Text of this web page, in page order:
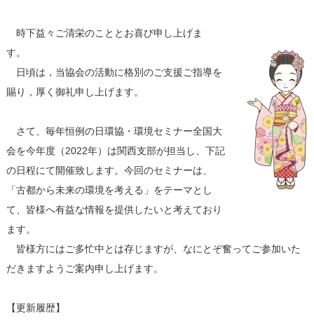
時下益々ご清栄のこととお喜び申し上げま
す。
日頃は，当協会の活動に格別のご支援ご指導を
賜り，厚く御礼申し上げます。
さて、毎年恒例の日環協・環境セミナー全国大
会を今年度（2022年）は関西支部が担当し、下記
の日程にて開催致します。今回のセミナーは、
「古都から未来の環境を考える」をテーマとし
て、皆様へ有益な情報を提供したいと考えており
ます。
皆様方にはご多忙中とは存じますが、なにとぞ奮ってご参加いた
だきますようご案内申し上げます。
【更新履歴】